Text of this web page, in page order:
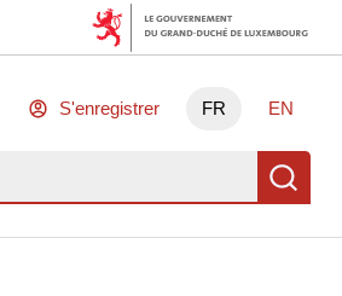
S'enregistrer FR EN